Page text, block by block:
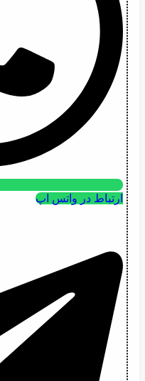
ارتباط در واتس اپ